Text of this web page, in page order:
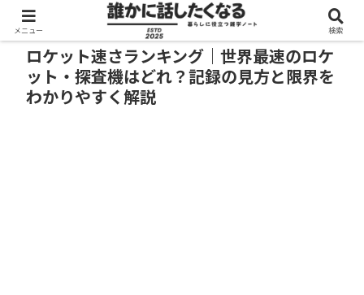
ロケット速さランキング｜世界最速のロケ
ット・探査機はどれ？記録の見方と限界を
わかりやすく解説
メニュー 検索